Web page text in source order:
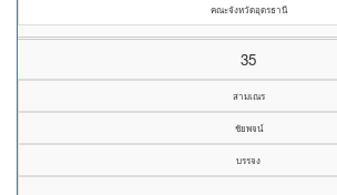
คณะจังหวัดอุดรธานี
35
สามเณร
ชัยพจน์
บรรจง